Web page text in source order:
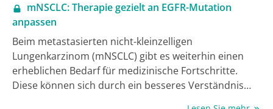
mNSCLC: Therapie gezielt an EGFR-Mutation
anpassen
Beim metastasierten nicht-kleinzelligen
Lungenkarzinom (mNSCLC) gibt es weiterhin einen
erheblichen Bedarf für medizinische Fortschritte.
Diese können sich durch ein besseres Verständnis